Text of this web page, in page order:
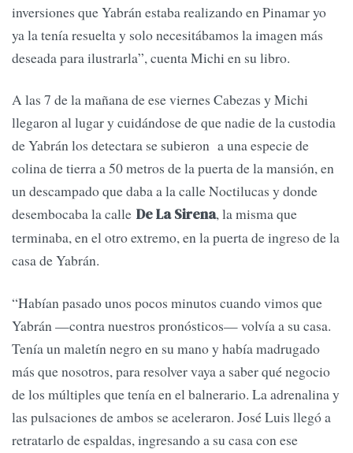
inversiones que Yabrán estaba realizando en Pinamar yo
ya la tenía resuelta y solo necesitábamos la imagen más
deseada para ilustrarla”, cuenta Michi en su libro.
A las 7 de la mañana de ese viernes Cabezas y Michi
llegaron al lugar y cuidándose de que nadie de la custodia
de Yabrán los detectara se subieron a una especie de
colina de tierra a 50 metros de la puerta de la mansión, en
un descampado que daba a la calle Noctilucas y donde
desembocaba la calle De La Sirena, la misma que
terminaba, en el otro extremo, en la puerta de ingreso de la
casa de Yabrán.
“Habían pasado unos pocos minutos cuando vimos que
Yabrán —con­tra nuestros pronósticos— volvía a su casa.
Tenía un maletín negro en su mano y había madrugado
más que nosotros, para resolver vaya a saber qué negocio
de los múltiples que tenía en el balnerario. La adrenalina y
las pulsaciones de ambos se aceleraron. José Luis llegó a
retratarlo de espaldas, ingresando a su casa con ese